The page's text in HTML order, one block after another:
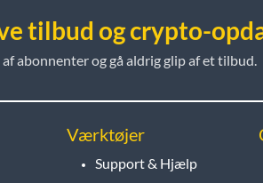
tilbud og crypto-
abonnenter og gå aldrig glip af et tilbud.
Værktøjer
Support & Hjælp